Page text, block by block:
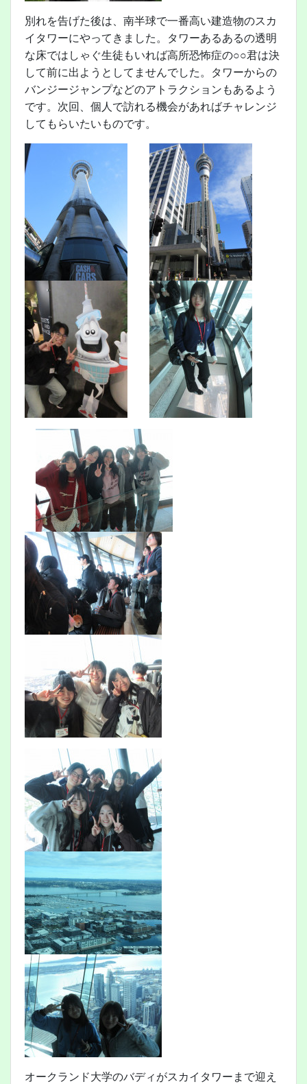
別れを告げた後は、南半球で一番高い建造物のスカ
イタワーにやってきました。タワーあるあるの透明
な床ではしゃぐ生徒もいれば高所恐怖症の○○君は決
して前に出ようとしてませんでした。タワーからの
バンジージャンプなどのアトラクションもあるよう
です。次回、個人で訪れる機会があればチャレンジ
してもらいたいものです。
オークランド大学のバディがスカイタワーまで迎え